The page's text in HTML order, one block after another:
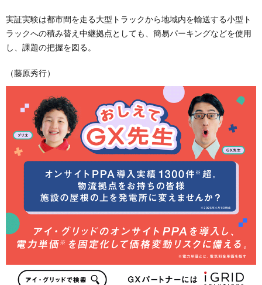
実証実験は都市間を走る大型トラックから地域内を輸送する小型ト
ラックへの積み替え中継拠点としても、簡易パーキングなどを使用
し、課題の把握を図る。
（藤原秀行）